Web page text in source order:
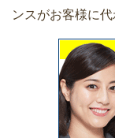
ンスがお客様に